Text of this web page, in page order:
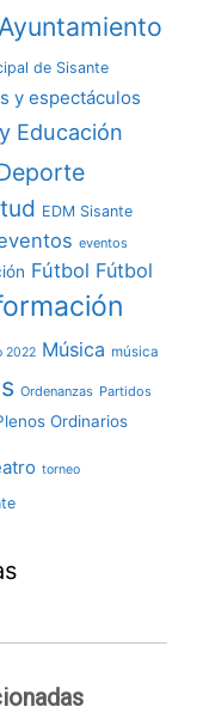
Ayuntamiento
de Sisante
y espectáculos
Educación
EDM Sisante
eventos
Fútbol Fútbol
2022 Música música
Ordenanzas Partidos
Ordinarios
torneo